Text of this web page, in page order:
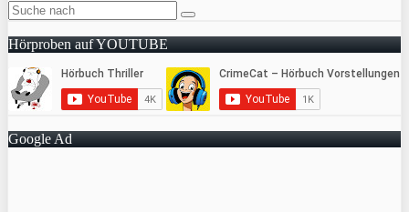
Hörproben auf YOUTUBE
Google Ad